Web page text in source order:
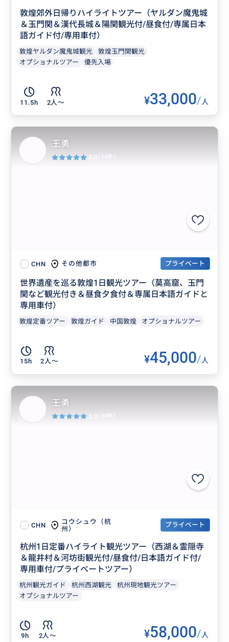
敦煌郊外日帰りハイライトツアー（ヤルダン魔鬼城
＆玉門関＆漢代長城＆陽関観光付/昼食付/専属日本
語ガイド付/専用車付）
敦煌ヤルダン魔鬼城観光
敦煌玉門関観光
オプショナルツアー
優先入場
11.5h 2人〜 ¥33,000/人
CHN その他都市 プライベート
世界遺産を巡る敦煌1日観光ツアー（莫高窟、玉門
関など観光付き＆昼食夕食付＆専属日本語ガイドと
専用車付）
敦煌定番ツアー 敦煌ガイド 中国敦煌 オプショナルツアー
15h 2人〜 ¥45,000/人
王勇
5.0 (34件)
CHN
コウシュウ（杭
州）
プライベート
杭州1日定番ハイライト観光ツアー（西湖＆霊隠寺
＆龍井村＆河坊街観光付/昼食付/日本語ガイド付/
専用車付/プライベートツアー）
杭州観光ガイド 杭州西湖観光
杭州現地観光ツアー
オプショナルツアー
9h 2人〜 ¥58,000/人
王勇
5.0 (34件)